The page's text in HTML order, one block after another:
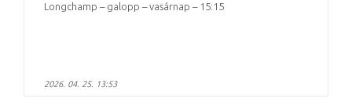
Longchamp – galopp – vasárnap – 15:15
2026. 04. 25. 13:53